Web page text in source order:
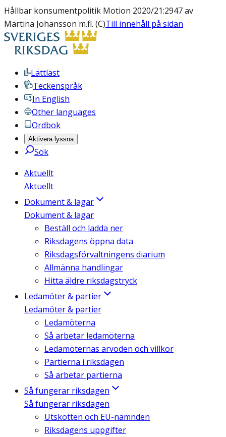
Hållbar konsumentpolitik Motion 2020/21:2947 av
Martina Johansson m.fl. (C)Till innehåll på sidan
Lättläst
Teckenspråk
In English
Other languages
Ordbok
Aktivera lyssna
Sök
Aktuellt
Aktuellt
Dokument & lagar
Dokument & lagar
Beställ och ladda ner
Riksdagens öppna data
Riksdagsförvaltningens diarium
Allmänna handlingar
Hitta äldre riksdagstryck
Ledamöter & partier
Ledamöter & partier
Ledamöterna
Så arbetar ledamöterna
Ledamöternas arvoden och villkor
Partierna i riksdagen
Så arbetar partierna
Så fungerar riksdagen
Så fungerar riksdagen
Utskotten och EU-nämnden
Riksdagens uppgifter